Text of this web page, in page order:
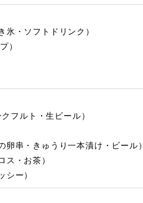
・ソフトドリンク）
）
フルト・生ビール）
串・きゅうり一本漬け・ビール）
・お茶）
シー）